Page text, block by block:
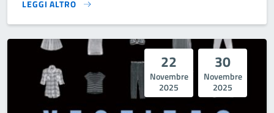
LEGGI ALTRO
CANTO DI NATALE }
22
Novembre
2025
30
Novembre
2025